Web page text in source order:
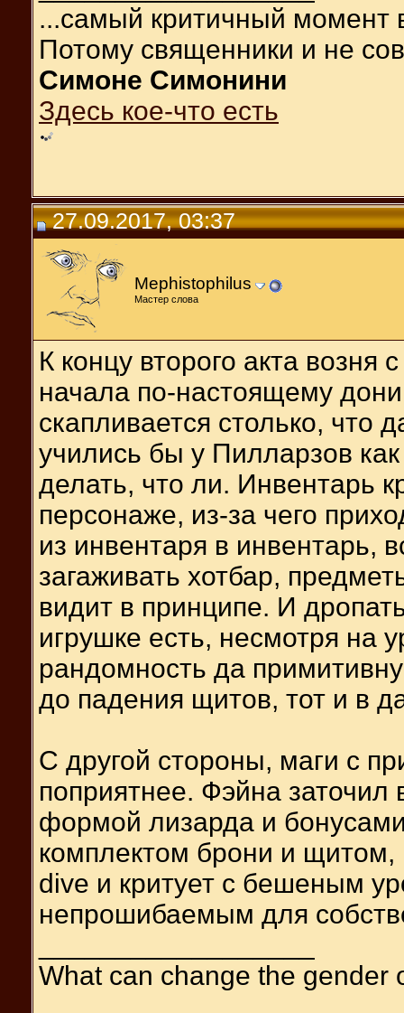
...самый критичный момент
Потому священники и не
Симоне Симонини
Здесь кое-что есть
27.09.2017, 03:37
Mephistophilus
Мастер слова
К концу второго акта
начала по-настоящему
скапливается столько, что
учились бы у Пилларзов
делать, что ли. Инвентарь
персонаже, из-за чего
из инвентаря в инвентарь,
загаживать хотбар,
видит в принципе. И
игрушке есть, несмотря на
рандомность да
до падения щитов, тот и в
С другой стороны, маги с
поприятнее. Фэйна заточил
формой лизарда и
комплектом брони и щитом,
dive и критует с бешеным
непрошибаемым для
What can change the gender